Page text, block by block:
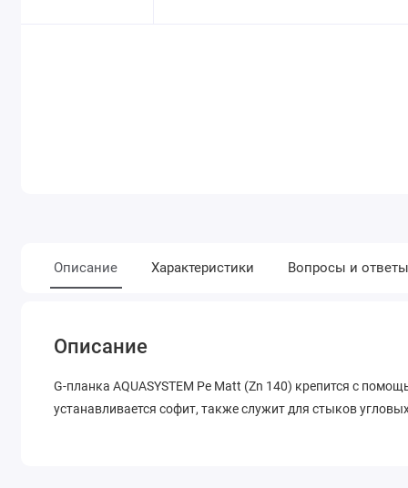
Описание Характеристики Вопросы и ответы
Описание
G-планка AQUASYSTEM Pe Matt (Zn 140) крепится с
устанавливается софит, также служит для стыков